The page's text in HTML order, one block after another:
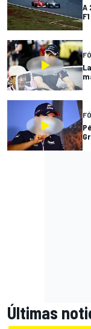
A
F1
Últimas